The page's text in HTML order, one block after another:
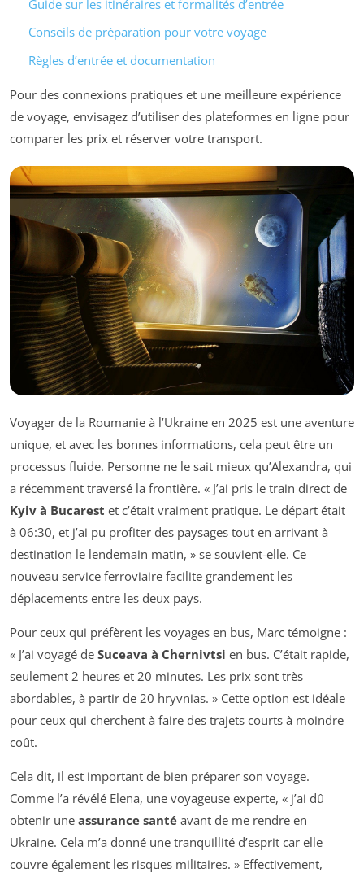
Guide sur les itinéraires et formalités d’entrée
Conseils de préparation pour votre voyage
Règles d’entrée et documentation
Pour des connexions pratiques et une meilleure expérience
de voyage, envisagez d’utiliser des plateformes en ligne pour
comparer les prix et réserver votre transport.
Voyager de la Roumanie à l’Ukraine en 2025 est une aventure
unique, et avec les bonnes informations, cela peut être un
processus fluide. Personne ne le sait mieux qu’Alexandra, qui
a récemment traversé la frontière. « J’ai pris le train direct de
Kyiv à Bucarest et c’était vraiment pratique. Le départ était
à 06:30, et j’ai pu profiter des paysages tout en arrivant à
destination le lendemain matin, » se souvient-elle. Ce
nouveau service ferroviaire facilite grandement les
déplacements entre les deux pays.
Pour ceux qui préfèrent les voyages en bus, Marc témoigne :
« J’ai voyagé de Suceava à Chernivtsi en bus. C’était rapide,
seulement 2 heures et 20 minutes. Les prix sont très
abordables, à partir de 20 hryvnias. » Cette option est idéale
pour ceux qui cherchent à faire des trajets courts à moindre
coût.
Cela dit, il est important de bien préparer son voyage.
Comme l’a révélé Elena, une voyageuse experte, « j’ai dû
obtenir une assurance santé avant de me rendre en
Ukraine. Cela m’a donné une tranquillité d’esprit car elle
couvre également les risques militaires. » Effectivement,